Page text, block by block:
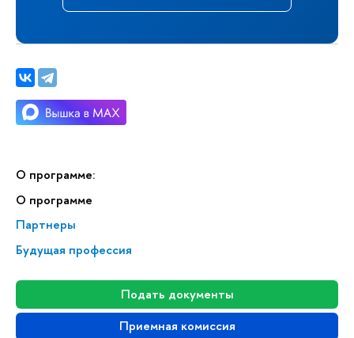
О программе:
О программе
Партнеры
Будущая профессия
Подать документы
Приемная комиссия